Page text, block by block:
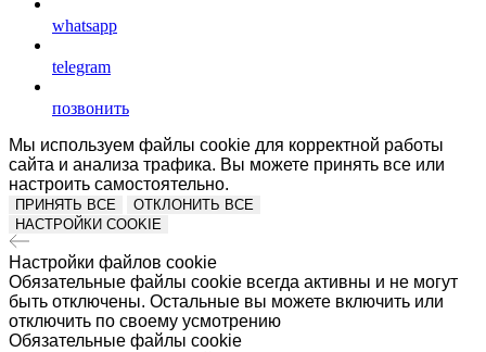
whatsapp
telegram
позвонить
Мы используем файлы cookie для корректной работы
сайта и анализа трафика. Вы можете принять все или
настроить самостоятельно.
ПРИНЯТЬ ВСЕ
ОТКЛОНИТЬ ВСЕ
НАСТРОЙКИ COOKIE
Настройки файлов cookie
Обязательные файлы cookie всегда активны и не могут
быть отключены. Остальные вы можете включить или
отключить по своему усмотрению
Обязательные файлы cookie